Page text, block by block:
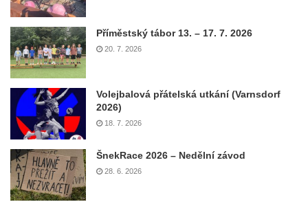
Příměstský tábor 13. – 17. 7. 2026
20. 7. 2026
Volejbalová přátelská utkání (Varnsdorf
2026)
18. 7. 2026
ŠnekRace 2026 – Nedělní závod
28. 6. 2026